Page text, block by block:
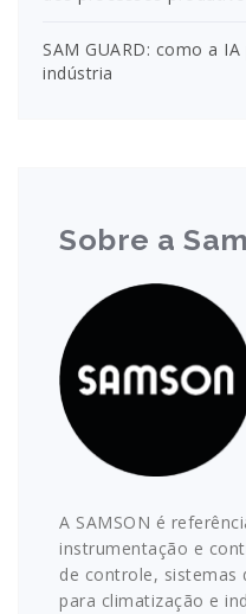
SAM GUARD: como a
indústria
Sobre a
A SAMSON é
instrumentação e
de controle, sistemas
para climatização e